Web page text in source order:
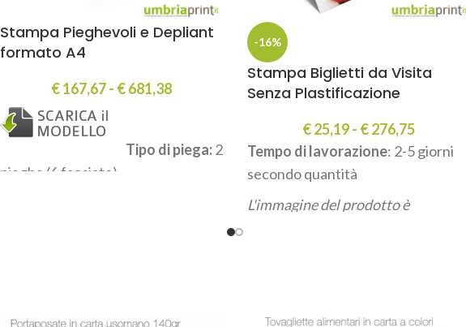
Stampa Pieghevoli e Depliant
formato A4
€167,67- €681,38
Tipo di piega:2
pieghe (6 facciate)
-16%
Stampa Biglietti da Visita
Senza Plastificazione
€25,19- €276,75
Tempo di lavorazione: 2-5 giorni
secondo quantità
L'immagine del prodotto è